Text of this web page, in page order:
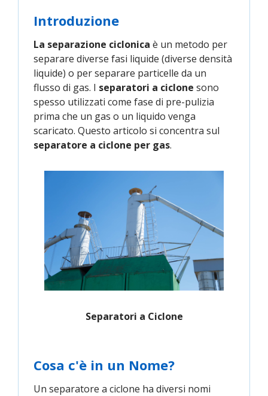
Introduzione
La separazione ciclonica è un metodo per
separare diverse fasi liquide (diverse densità
liquide) o per separare particelle da un
flusso di gas. I separatori a ciclone sono
spesso utilizzati come fase di pre-pulizia
prima che un gas o un liquido venga
scaricato. Questo articolo si concentra sul
separatore a ciclone per gas.
Separatori a Ciclone
Cosa c'è in un Nome?
Un separatore a ciclone ha diversi nomi